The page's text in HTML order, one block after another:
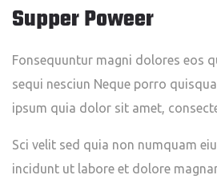
Supper Poweer
Fonsequuntur magni dolores eos
sequi nesciun Neque porro
ipsum quia dolor sit amet,
Sci velit sed quia non numquam
incidunt ut labore et dolore